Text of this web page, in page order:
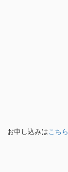
お申し込みはこちら